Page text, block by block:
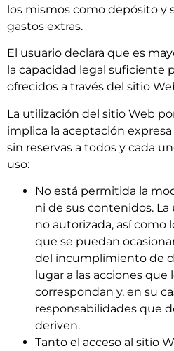
los mismos como depósito y
gastos extras.
El usuario declara que es
la capacidad legal suficiente
ofrecidos a través del sitio
La utilización del sitio Web
implica la aceptación
sin reservas a todos y cada
uso:
No está permitida la
ni de sus contenidos.
no autorizada, así como
que se puedan
del incumplimiento de
lugar a las acciones
correspondan y, en su
responsabilidades que
deriven.
Tanto el acceso al sitio